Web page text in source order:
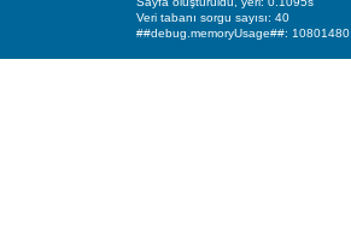
Veri tabanı sorgu sayısı: 40
##debug.memoryUsage##: 10801480